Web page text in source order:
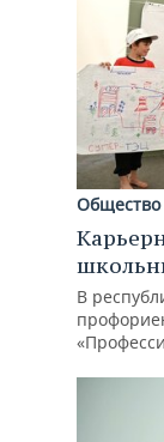
Общество
В